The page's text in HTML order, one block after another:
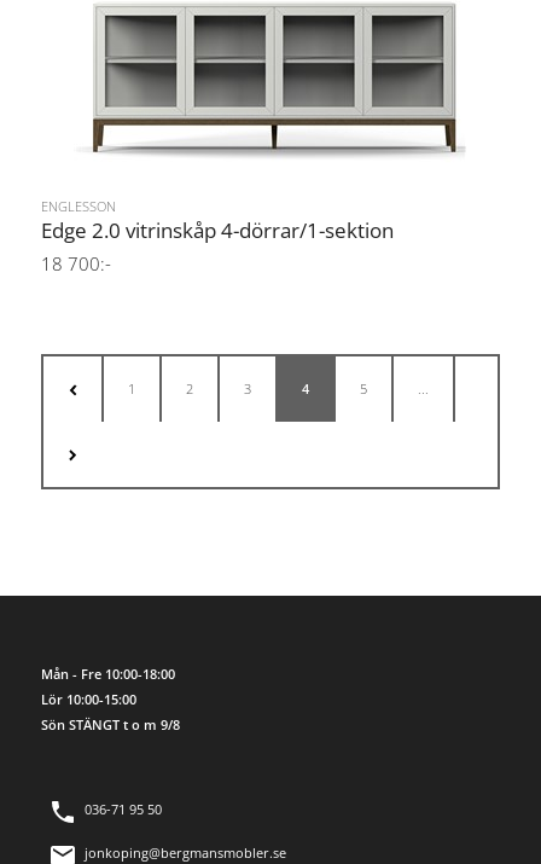
ENGLESSON
Edge 2.0 vitrinskåp 4-dörrar/1-sektion
18 700:-
1 2 3 4 5
Mån - Fre 10:00-18:00
Lör 10:00-15:00
Sön STÄNGT t o m 9/8
036-71 95 50
jonkoping@bergmansmobler.se